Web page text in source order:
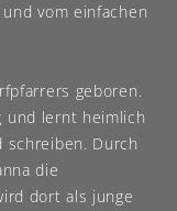
vom einfachen
geboren.
und lernt heimlich
schreiben. Durch
die
dort als junge